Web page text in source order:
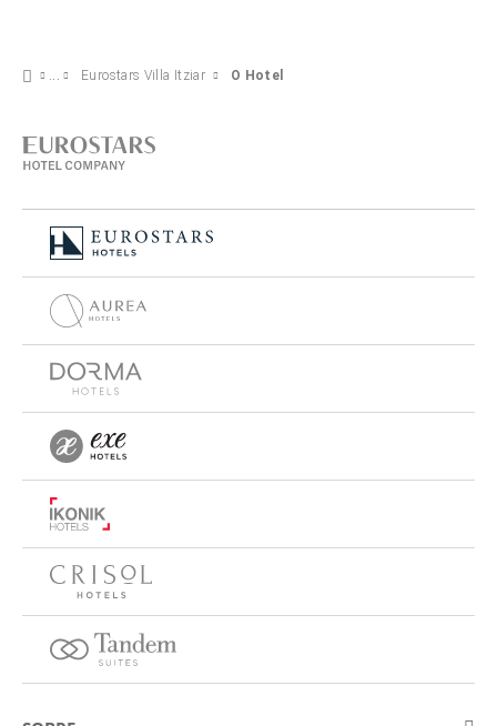
Eurostars Villa Itziar O Hotel